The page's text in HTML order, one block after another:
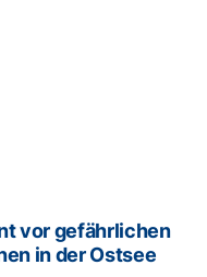
vor gefährlichen
in der Ostsee